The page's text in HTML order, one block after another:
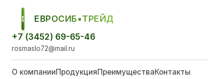
ЕСТ
ЕВРОСИБ•ТРЕЙД
+7 (3452) 69-65-46
rosmaslo72@mail.ru
О компанииПродукцияПреимуществаКонтакты